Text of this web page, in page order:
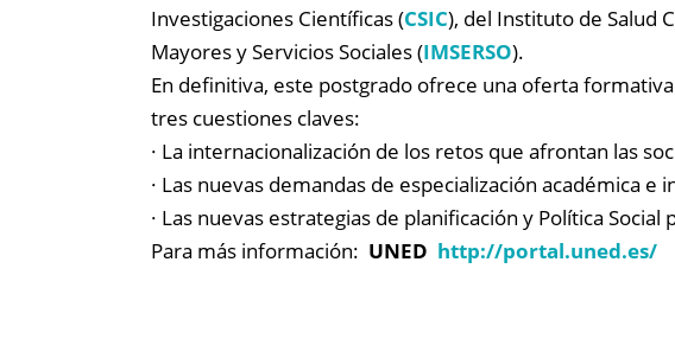
Investigaciones Científicas (CSIC), del Instituto de Salud
Mayores y Servicios Sociales (IMSERSO).
En definitiva, este postgrado ofrece una oferta
tres cuestiones claves:
· La internacionalización de los retos que afrontan las
· Las nuevas demandas de especialización académica e
· Las nuevas estrategias de planificación y Política
Para más información: UNED http://portal.uned.es/